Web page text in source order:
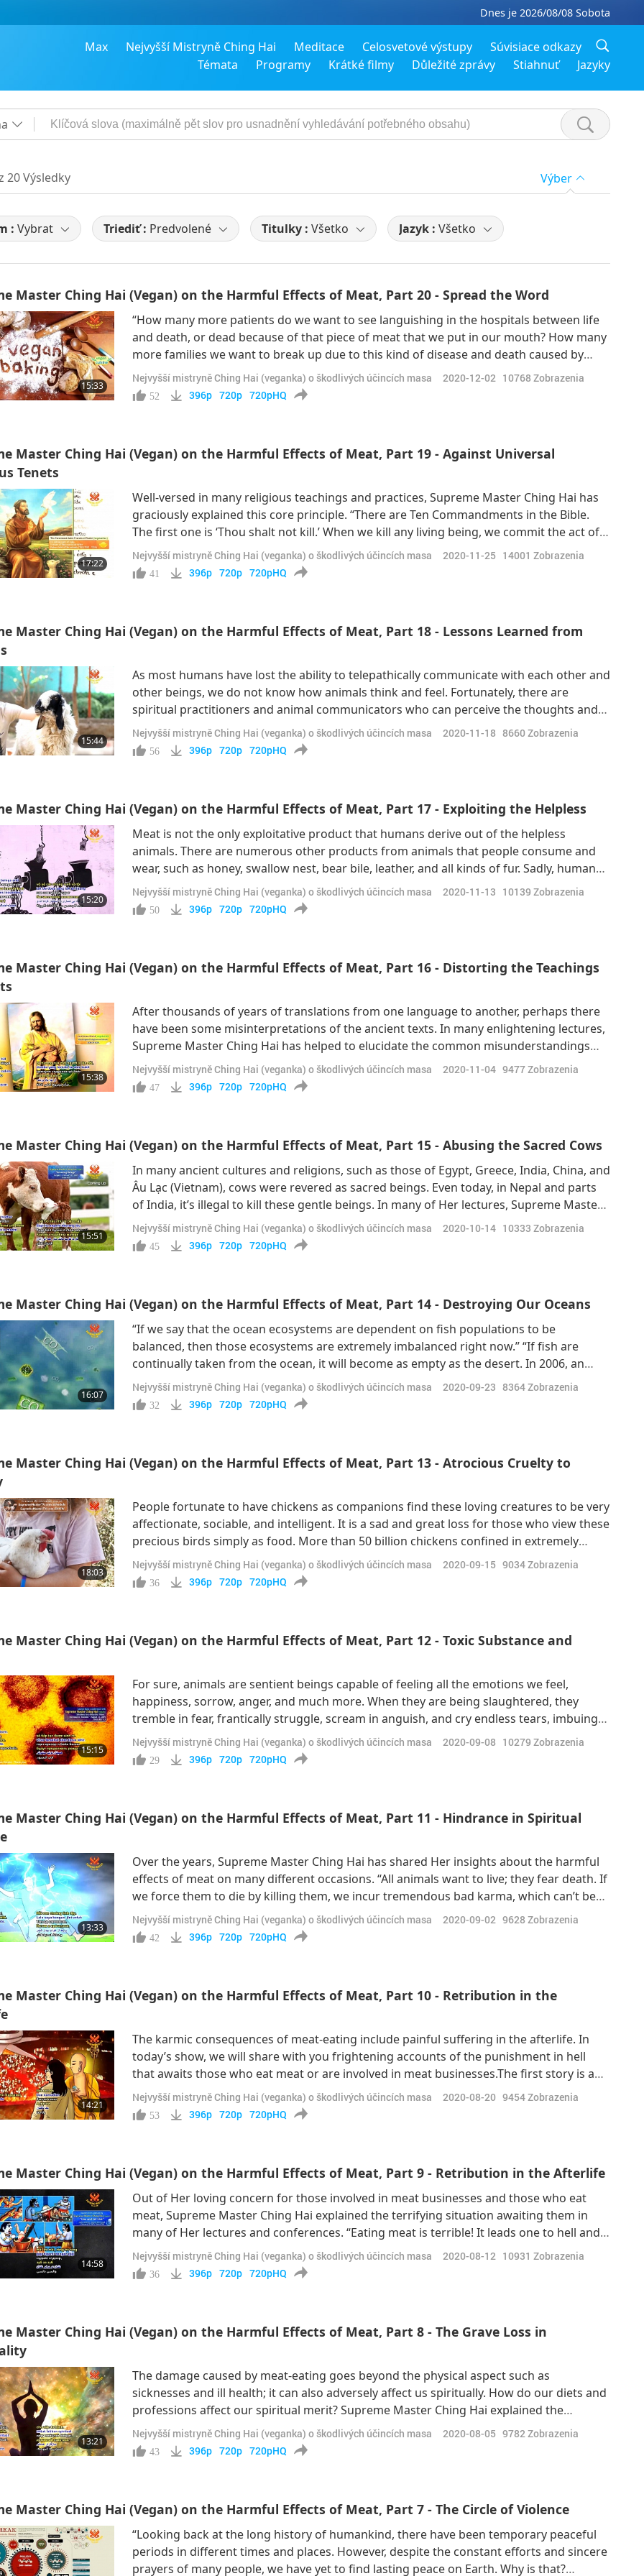
Dnes je 2026/08/08 Sobota
Max Nejvyšší Mistryně Ching Hai Meditace Celosvetové výstupy
Súvisiace odkazy
Témata
Programy Krátké filmy Důležité zprávy Stiahnuť Jazyky
20 Výsledky Výber
: Vybrat Triediť : Predvolené Titulky : Všetko Jazyk : Všetko
Master Ching Hai (Vegan) on the Harmful Effects of Meat, Part 20 - Spread the Word
15:33
“How many more patients do we want to see languishing in the hospitals between life
and death, or dead because of that piece of meat that we put in our mouth? How many
more families we want to break up due to this kind of disease and death caused by
meat? How many more children we want to see suffer with heart disease, cancers at a
young age already, because of the meat diet? And how much more ene
Nejvyšší mistryně Ching Hai (veganka) o škodlivých účincích masa 2020-12-02 10768 Zobrazenia
52 396p 720p 720pHQ
Master Ching Hai (Vegan) on the Harmful Effects of Meat, Part 19 - Against Universal
Tenets
17:22
Well-versed in many religious teachings and practices, Supreme Master Ching Hai has
graciously explained this core principle. “There are Ten Commandments in the Bible.
The first one is ‘Thou shalt not kill.’ When we kill any living being, we commit the act of
kill. As long as it has life, it counts as killing. It doesn’t say ‘not to kill people’; it says ‘not
to kill,’ meaning not to take any life
Nejvyšší mistryně Ching Hai (veganka) o škodlivých účincích masa 2020-11-25 14001 Zobrazenia
41 396p 720p 720pHQ
Master Ching Hai (Vegan) on the Harmful Effects of Meat, Part 18 - Lessons Learned from
15:44
As most humans have lost the ability to telepathically communicate with each other and
other beings, we do not know how animals think and feel. Fortunately, there are
spiritual practitioners and animal communicators who can perceive the thoughts and
feelings of animals. Today, we’ll present some of these people’s personal experiences
encountering animals.“(It scared me also, that I can talk to the
Nejvyšší mistryně Ching Hai (veganka) o škodlivých účincích masa 2020-11-18 8660Zobrazenia
56 396p 720p 720pHQ
Master Ching Hai (Vegan) on the Harmful Effects of Meat, Part 17 - Exploiting the Helpless
15:20
Meat is not the only exploitative product that humans derive out of the helpless
animals. There are numerous other products from animals that people consume and
wear, such as honey, swallow nest, bear bile, leather, and all kinds of fur. Sadly, humans
have been exploiting almost all species of animals. Supreme Master Ching Hai has
condemned these cruel practices in many of Her lectures. "(We know
Nejvyšší mistryně Ching Hai (veganka) o škodlivých účincích masa 2020-11-13 10139 Zobrazenia
50 396p 720p 720pHQ
Master Ching Hai (Vegan) on the Harmful Effects of Meat, Part 16 - Distorting the Teachings
15:38
After thousands of years of translations from one language to another, perhaps there
have been some misinterpretations of the ancient texts. In many enlightening lectures,
Supreme Master Ching Hai has helped to elucidate the common misunderstandings
regarding the diet of these great Saints and Prophets. “In Italy, they have that kind of
pig’s delight mushroom, remember? Truffle, it's hidden underg
Nejvyšší mistryně Ching Hai (veganka) o škodlivých účincích masa 2020-11-04 9477Zobrazenia
47 396p 720p 720pHQ
Master Ching Hai (Vegan) on the Harmful Effects of Meat, Part 15 - Abusing the Sacred Cows
15:51
In many ancient cultures and religions, such as those of Egypt, Greece, India, China, and
Âu Lạc (Vietnam), cows were revered as sacred beings. Even today, in Nepal and parts
of India, it’s illegal to kill these gentle beings. In many of Her lectures, Supreme Master
Ching Hai revealed the special qualities of cows and why they deserve to be treated
with love and respect. “The cows have 38% PQ (Pos
Nejvyšší mistryně Ching Hai (veganka) o škodlivých účincích masa 2020-10-14 10333 Zobrazenia
45 396p 720p 720pHQ
Master Ching Hai (Vegan) on the Harmful Effects of Meat, Part 14 - Destroying Our Oceans
16:07
“If we say that the ocean ecosystems are dependent on fish populations to be
balanced, then those ecosystems are extremely imbalanced right now.” “If fish are
continually taken from the ocean, it will become as empty as the desert. In 2006, an
international team of scientists and economists found that around a third of the
ocean’s fish populations has already been wiped out due to fishing, polluti
Nejvyšší mistryně Ching Hai (veganka) o škodlivých účincích masa 2020-09-23 8364Zobrazenia
32 396p 720p 720pHQ
Master Ching Hai (Vegan) on the Harmful Effects of Meat, Part 13 - Atrocious Cruelty to
18:03
People fortunate to have chickens as companions find these loving creatures to be very
affectionate, sociable, and intelligent. It is a sad and great loss for those who view these
precious birds simply as food. More than 50 billion chickens confined in extremely
crowded factories are slaughtered each year. Genetically modified and force-fed all
kinds of hormones, medicine, and other chemicals to p
Nejvyšší mistryně Ching Hai (veganka) o škodlivých účincích masa 2020-09-15 9034Zobrazenia
36 396p 720p 720pHQ
Master Ching Hai (Vegan) on the Harmful Effects of Meat, Part 12 - Toxic Substance and
15:15
For sure, animals are sentient beings capable of feeling all the emotions we feel,
happiness, sorrow, anger, and much more. When they are being slaughtered, they
tremble in fear, frantically struggle, scream in anguish, and cry endless tears, imbuing
these powerful negative emotions into their dying flesh. Supreme Master Ching Hai
shed some light on this subject. “Whenever we eat meat, it is unavo
Nejvyšší mistryně Ching Hai (veganka) o škodlivých účincích masa 2020-09-08 10279 Zobrazenia
29 396p 720p 720pHQ
Master Ching Hai (Vegan) on the Harmful Effects of Meat, Part 11 - Hindrance in Spiritual
13:33
Over the years, Supreme Master Ching Hai has shared Her insights about the harmful
effects of meat on many different occasions. “All animals want to live; they fear death. If
we force them to die by killing them, we incur tremendous bad karma, which can’t be
cleansed easily even by the (Inner Heavenly) Sound Meditation. And we just practice
occasionally; not to mention those who never practice. Th
Nejvyšší mistryně Ching Hai (veganka) o škodlivých účincích masa 2020-09-02 9628 Zobrazenia
42 396p 720p 720pHQ
Master Ching Hai (Vegan) on the Harmful Effects of Meat, Part 10 - Retribution in the
14:21
The karmic consequences of meat-eating include painful suffering in the afterlife. In
today’s show, we will share with you frightening accounts of the punishment in hell
that awaits those who eat meat or are involved in meat businesses.The first story is a
personal experience by one of our Association members. “(On the day Master came
back to Hsihu from France, I went to see Master. In the evening
Nejvyšší mistryně Ching Hai (veganka) o škodlivých účincích masa 2020-08-20 9454Zobrazenia
53 396p 720p 720pHQ
Master Ching Hai (Vegan) on the Harmful Effects of Meat, Part 9 - Retribution in the Afterlife
14:58
Out of Her loving concern for those involved in meat businesses and those who eat
meat, Supreme Master Ching Hai explained the terrifying situation awaiting them in
many of Her lectures and conferences. “Eating meat is terrible! It leads one to hell and
one’s flesh is cut piece by piece. It’s payback for the meat. One of our initiates is very
sensitive because she practices spiritually. She buys m
Nejvyšší mistryně Ching Hai (veganka) o škodlivých účincích masa 2020-08-12 10931 Zobrazenia
36 396p 720p 720pHQ
Master Ching Hai (Vegan) on the Harmful Effects of Meat, Part 8 - The Grave Loss in
13:21
The damage caused by meat-eating goes beyond the physical aspect such as
sicknesses and ill health; it can also adversely affect us spiritually. How do our diets and
professions affect our spiritual merit? Supreme Master Ching Hai explained the
connection in a 2010 conference with the Supreme Master Television Team. “It’s about
us, that we have to be good. And some merits are spiritually helpful,
Nejvyšší mistryně Ching Hai (veganka) o škodlivých účincích masa 2020-08-05 9782Zobrazenia
43 396p 720p 720pHQ
Master Ching Hai (Vegan) on the Harmful Effects of Meat, Part 7 - The Circle of Violence
“Looking back at the long history of humankind, there have been temporary peaceful
periods in different times and places. However, despite the constant efforts and sincere
prayers of many people, we have yet to find lasting peace on Earth. Why is that?